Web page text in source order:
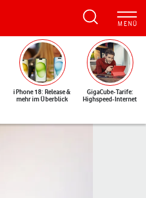
iPhone 18: Release &
mehr im Überblick
GigaCube-Tarife:
Highspeed-Internet